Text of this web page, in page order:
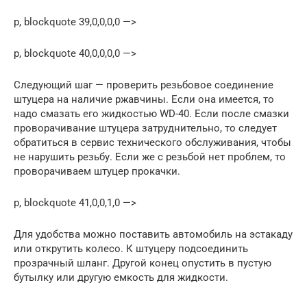
p, blockquote 39,0,0,0,0 —>
p, blockquote 40,0,0,0,0 —>
Следующий шаг — проверить резьбовое соединение
штуцера на наличие ржавчины. Если она имеется, то
надо смазать его жидкостью WD-40. Если после смазки
проворачивание штуцера затруднительно, то следует
обратиться в сервис технического обслуживания, чтобы
не нарушить резьбу. Если же с резьбой нет проблем, то
проворачиваем штуцер прокачки.
p, blockquote 41,0,0,1,0 —>
Для удобства можно поставить автомобиль на эстакаду
или открутить колесо. К штуцеру подсоединить
прозрачный шланг. Другой конец опустить в пустую
бутылку или другую емкость для жидкости.